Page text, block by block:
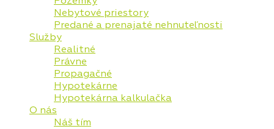
Nebytové priestory
Predané a prenajaté nehnuteľnosti
Služby
Realitné
Právne
Propagačné
Hypotekárne
Hypotekárna kalkulačka
O nás
Náš tím